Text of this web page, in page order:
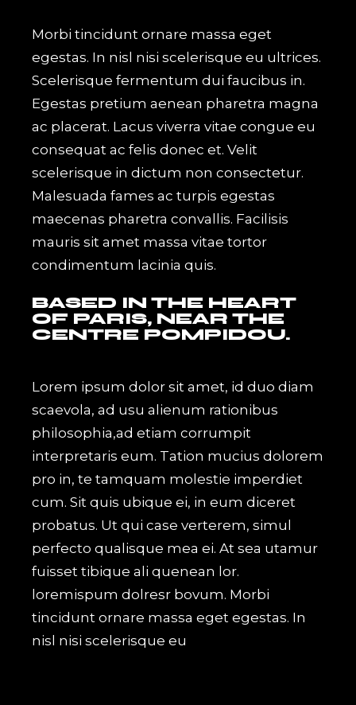
Morbi tincidunt ornare massa eget
egestas. In nisl nisi scelerisque eu ultrices.
Scelerisque fermentum dui faucibus in.
Egestas pretium aenean pharetra magna
ac placerat. Lacus viverra vitae congue eu
consequat ac felis donec et. Velit
scelerisque in dictum non consectetur.
Malesuada fames ac turpis egestas
maecenas pharetra convallis. Facilisis
mauris sit amet massa vitae tortor
condimentum lacinia quis.
BASED IN THE HEART
OF PARIS, NEAR THE
CENTRE POMPIDOU.
Lorem ipsum dolor sit amet, id duo diam
scaevola, ad usu alienum rationibus
philosophia,ad etiam corrumpit
interpretaris eum. Tation mucius dolorem
pro in, te tamquam molestie imperdiet
cum. Sit quis ubique ei, in eum diceret
probatus. Ut qui case verterem, simul
perfecto qualisque mea ei. At sea utamur
fuisset tibique ali quenean lor.
loremispum dolresr bovum. Morbi
tincidunt ornare massa eget egestas. In
nisl nisi scelerisque eu